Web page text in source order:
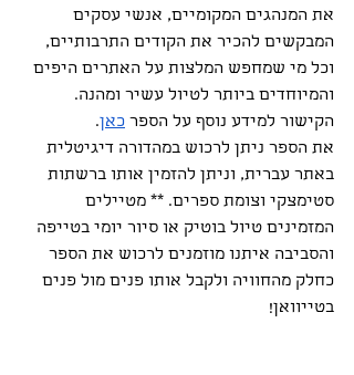
את המנהגים המקומיים, אנשי עסקים
המבקשים להכיר את הקודים התרבותיים,
וכל מי שמחפש המלצות על האתרים היפים
והמיוחדים ביותר לטיול עשיר ומהנה.
הקישור למידע נוסף על הספר כאן.
את הספר ניתן לרכוש במהדורה דיגיטלית
באתר עברית, וניתן להזמין אותו ברשתות
סטימצקי וצומת ספרים. ** מטיילים
המזמינים טיול בוטיק או סיור יומי בטייפה
והסביבה איתנו מוזמנים לרכוש את הספר
כחלק מהחוויה ולקבל אותו פנים מול פנים
בטייוואן!